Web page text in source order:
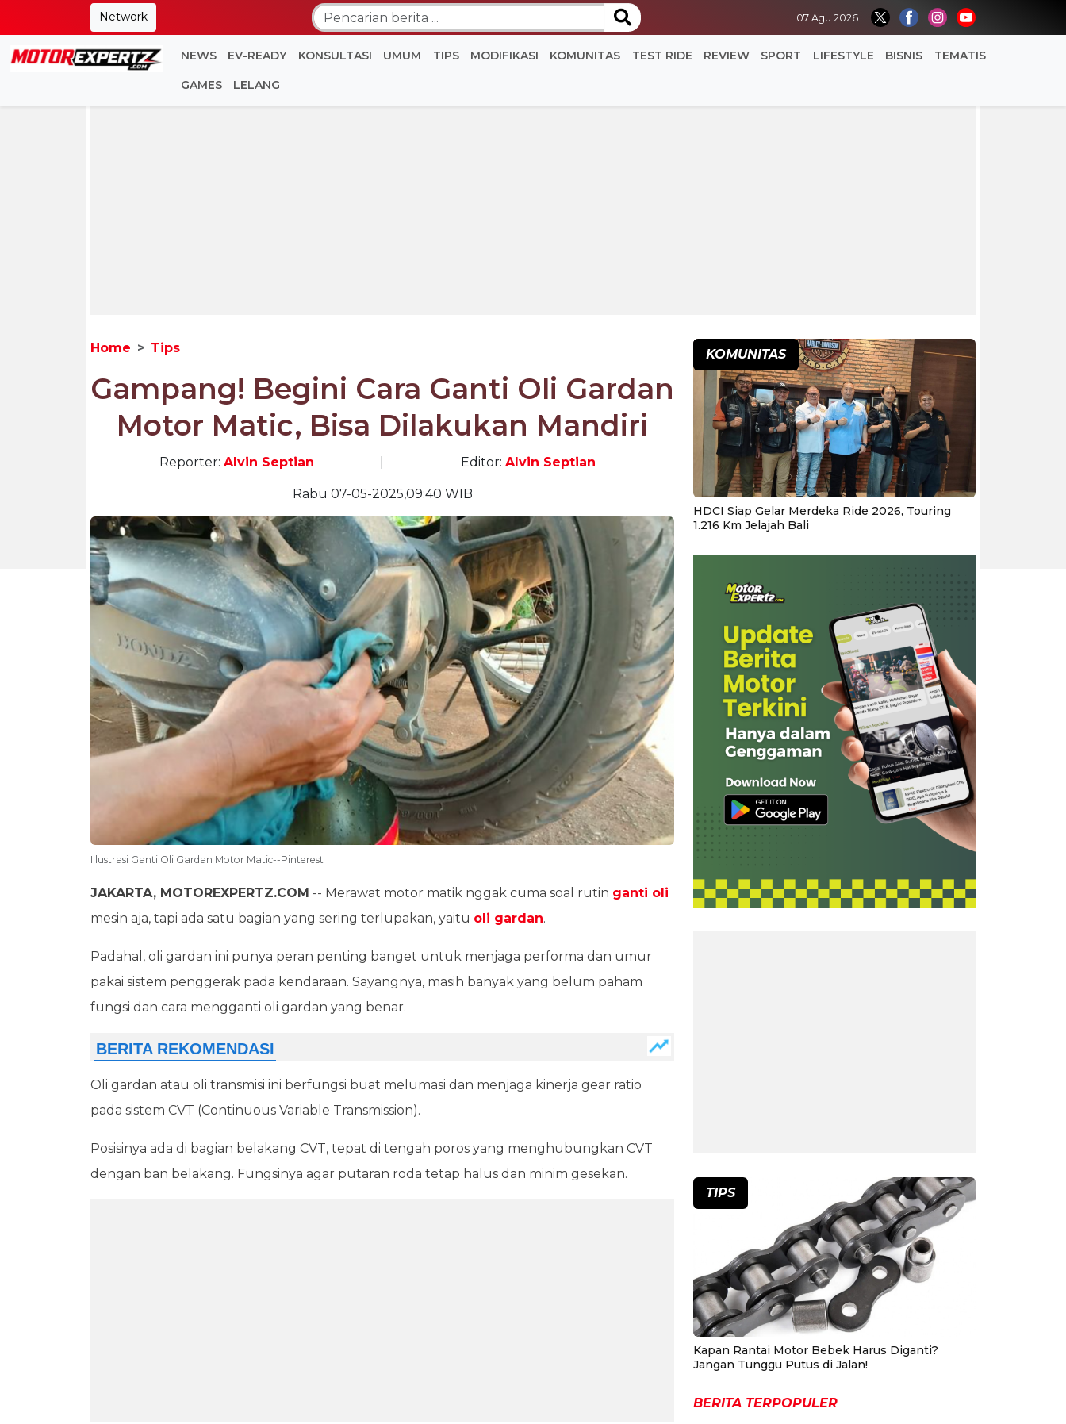
Network 07 Agu 2026
NEWS EV-READY KONSULTASI UMUM TIPS MODIFIKASI KOMUNITAS TEST RIDE REVIEW SPORT LIFESTYLE BISNIS TEMATIS
GAMES LELANG
Home Tips
Gampang! Begini Cara Ganti Oli Gardan
Motor Matic, Bisa Dilakukan Mandiri
Reporter: Alvin Septian Editor: Alvin Septian
Rabu 07-05-2025,09:40 WIB
Illustrasi Ganti Oli Gardan Motor Matic--Pinterest
JAKARTA, MOTOREXPERTZ.COM -- Merawat motor matik nggak cuma soal rutin ganti oli
mesin aja, tapi ada satu bagian yang sering terlupakan, yaitu oli gardan.
Padahal, oli gardan ini punya peran penting banget untuk menjaga performa dan umur
pakai sistem penggerak pada kendaraan. Sayangnya, masih banyak yang belum paham
fungsi dan cara mengganti oli gardan yang benar.
Oli gardan atau oli transmisi ini berfungsi buat melumasi dan menjaga kinerja gear ratio
pada sistem CVT (Continuous Variable Transmission).
Posisinya ada di bagian belakang CVT, tepat di tengah poros yang menghubungkan CVT
dengan ban belakang. Fungsinya agar putaran roda tetap halus dan minim gesekan.
KOMUNITAS
HDCI Siap Gelar Merdeka Ride 2026, Touring
1.216 Km Jelajah Bali
TIPS
Kapan Rantai Motor Bebek Harus Diganti?
Jangan Tunggu Putus di Jalan!
BERITA TERPOPULER